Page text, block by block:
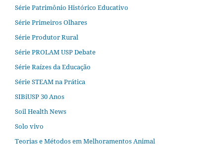
Série Patrimônio Histórico Educativo
Série Primeiros Olhares
Série Produtor Rural
Série PROLAM USP Debate
Série Raízes da Educação
Série STEAM na Prática
SIBiUSP 30 Anos
Soil Health News
Solo vivo
Teorias e Métodos em Melhoramentos Animal